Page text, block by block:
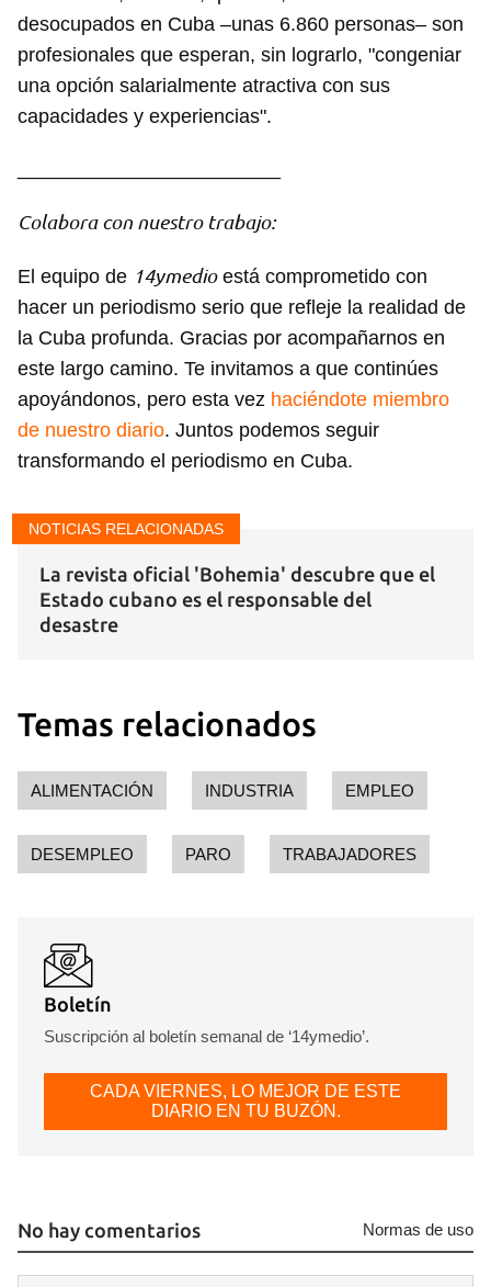
Para poder guardar como favorito, primero has de
iniciar sesión con tu cuenta de 14ymedio.
INICIAR SESIÓN
desocupados en Cuba –unas 6.860 personas– son
profesionales que esperan, sin lograrlo, "congeniar
una opción salarialmente atractiva con sus
capacidades y experiencias".
Colabora con nuestro trabajo:
El equipo de 14ymedioestá comprometido con
hacer un periodismo serio que refleje la realidad de
la Cuba profunda. Gracias por acompañarnos en
este largo camino. Te invitamos a que continúes
apoyándonos, pero esta vez haciéndote miembro
de nuestro diario. Juntos podemos seguir
transformando el periodismo en Cuba.
NOTICIAS RELACIONADAS
La revista oficial 'Bohemia' descubre que el
Estado cubano es el responsable del
desastre
Temas relacionados
ALIMENTACIÓN INDUSTRIA EMPLEO
DESEMPLEO PARO TRABAJADORES
Boletín
Suscripción al boletín semanal de ‘14ymedio’.
CADA VIERNES, LO MEJOR DE ESTE
DIARIO EN TU BUZÓN.
No hay comentarios Normas de uso